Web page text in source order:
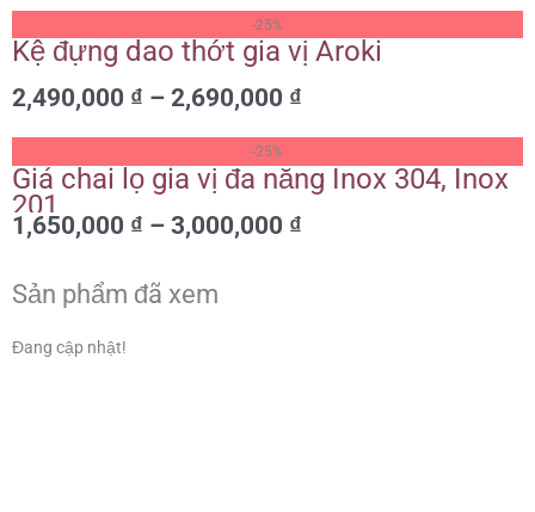
-25%
Kệ đựng dao thớt gia vị Aroki
2,490,000 ₫ – 2,690,000 ₫
giá:
từ
-25%
Giá chai lọ gia vị đa năng Inox 304, Inox
201
1,650,000 ₫ – 3,000,000 ₫
giá:
từ
Sản phẩm đã xem
Đang cập nhật!